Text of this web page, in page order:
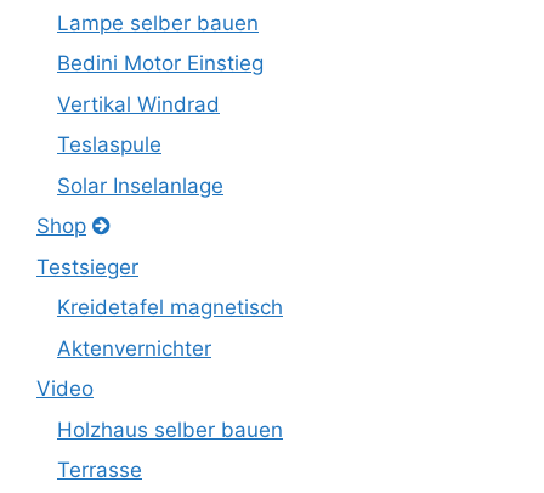
Lampe selber bauen
Bedini Motor Einstieg
Vertikal Windrad
Teslaspule
Solar Inselanlage
Shop
Testsieger
Kreidetafel magnetisch
Aktenvernichter
Video
Holzhaus selber bauen
Terrasse